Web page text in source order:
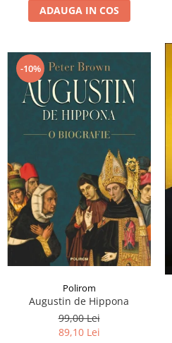
ADAUGA IN COS
-10%
Polirom
Augustin de Hippona
99,00 Lei
89,10 Lei